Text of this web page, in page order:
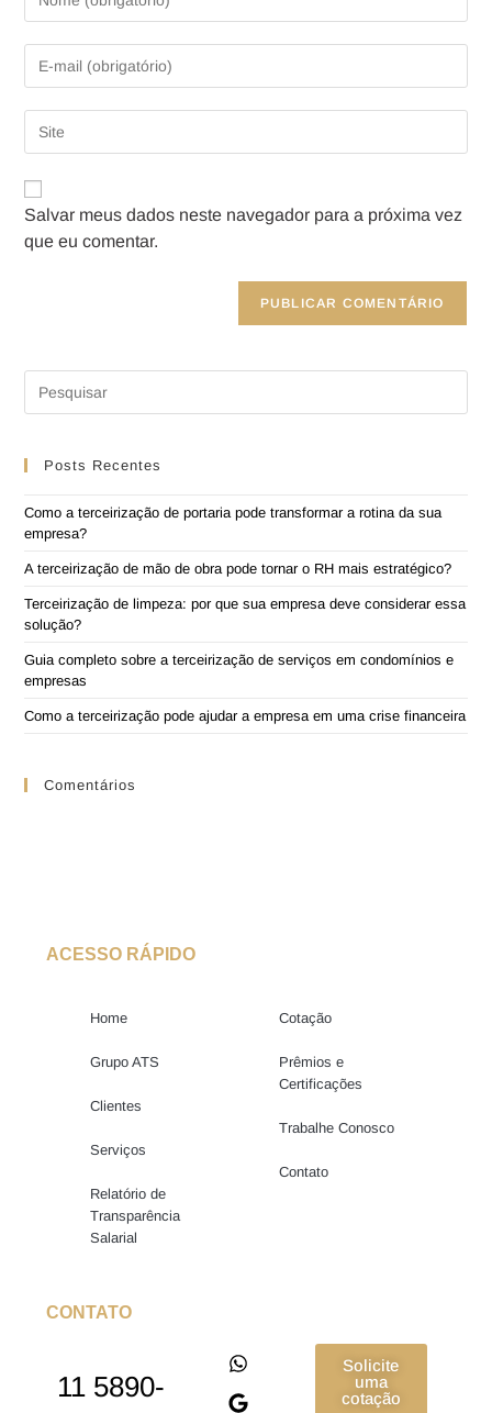
Salvar meus dados neste navegador para a próxima vez
que eu comentar.
Posts Recentes
Como a terceirização de portaria pode transformar a rotina da sua
empresa?
A terceirização de mão de obra pode tornar o RH mais estratégico?
Terceirização de limpeza: por que sua empresa deve considerar essa
solução?
Guia completo sobre a terceirização de serviços em condomínios e
empresas
Como a terceirização pode ajudar a empresa em uma crise financeira
Comentários
ACESSO RÁPIDO
Home
Grupo ATS
Clientes
Serviços
Relatório de
Transparência
Salarial
Cotação
Prêmios e
Certificações
Trabalhe Conosco
Contato
CONTATO
11 5890-
Solicite
uma
cotação